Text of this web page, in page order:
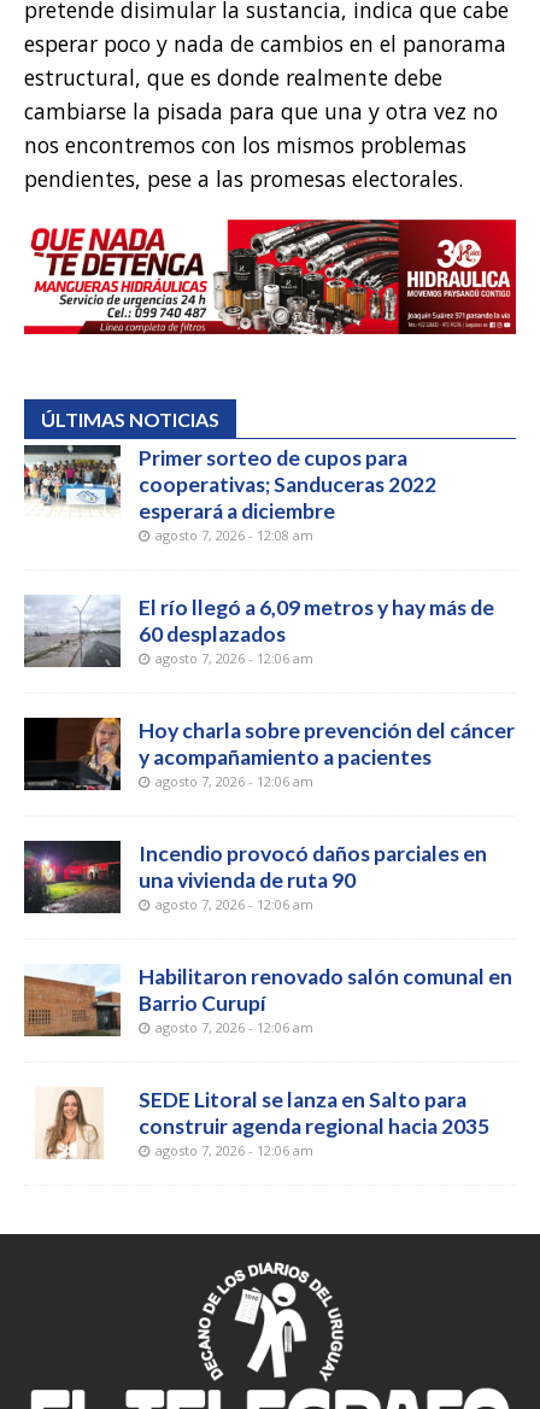
pretende disimular la sustancia, indica que cabe
esperar poco y nada de cambios en el panorama
estructural, que es donde realmente debe
cambiarse la pisada para que una y otra vez no
nos encontremos con los mismos problemas
pendientes, pese a las promesas electorales.
ÚLTIMAS NOTICIAS
Primer sorteo de cupos para
cooperativas; Sanduceras 2022
esperará a diciembre
agosto 7, 2026 - 12:08 am
El río llegó a 6,09 metros y hay más de
60 desplazados
agosto 7, 2026 - 12:06 am
Hoy charla sobre prevención del cáncer
y acompañamiento a pacientes
agosto 7, 2026 - 12:06 am
Incendio provocó daños parciales en
una vivienda de ruta 90
agosto 7, 2026 - 12:06 am
Habilitaron renovado salón comunal en
Barrio Curupí
agosto 7, 2026 - 12:06 am
SEDE Litoral se lanza en Salto para
construir agenda regional hacia 2035
agosto 7, 2026 - 12:06 am